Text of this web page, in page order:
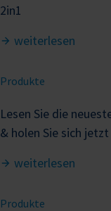
2in1
weiterlesen
Produkte
Lesen Sie die
& holen Sie sich
weiterlesen
Produkte